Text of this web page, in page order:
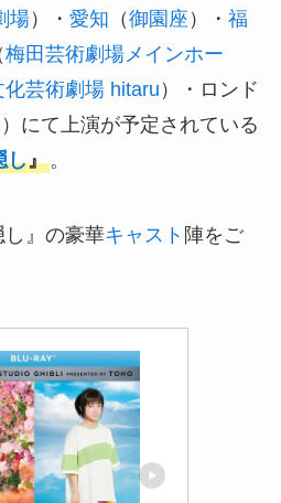
場）・ 愛知 （御園座 ）・ 福
梅田芸術劇場メインホー
化芸術劇場 hitaru ）・ロンド
にて上演が予定されている
し』。
し』の豪華キャスト 陣をご